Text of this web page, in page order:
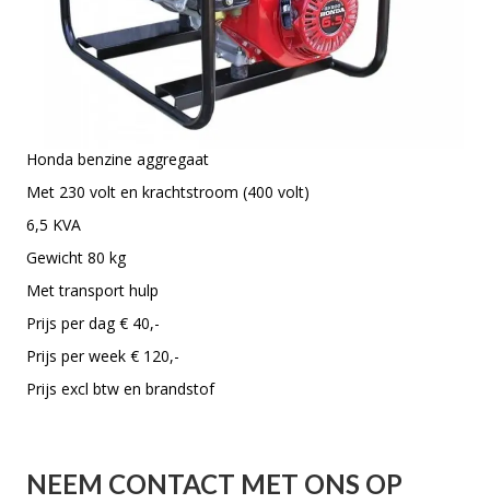
Honda benzine aggregaat
Met 230 volt en krachtstroom (400 volt)
6,5 KVA
Gewicht 80 kg
Met transport hulp
Prijs per dag € 40,-
Prijs per week € 120,-
Prijs excl btw en brandstof
NEEM CONTACT MET ONS OP